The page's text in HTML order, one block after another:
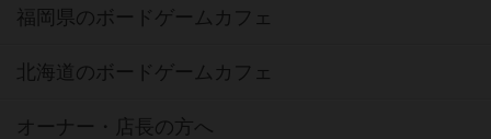
福岡県のボードゲームカフェ
北海道のボードゲームカフェ
オーナー・店長の方へ